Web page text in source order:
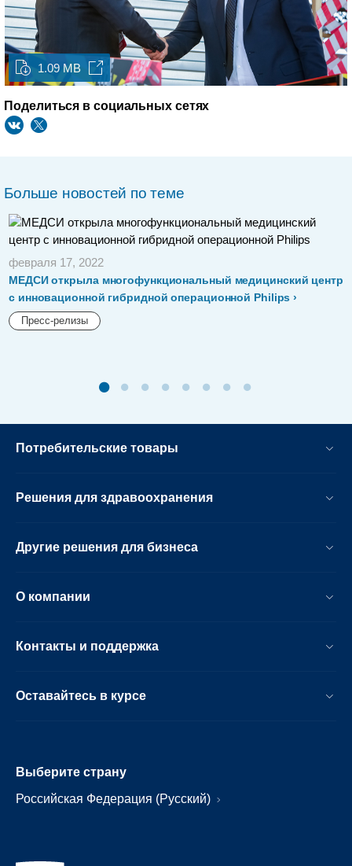
1.09 MB
Поделиться в социальных сетях
Больше новостей по теме
февраля 17, 2022
МЕДСИ открыла многофункциональный медицинский центр
с инновационной гибридной операционной Philips
Пресс-релизы
Потребительские товары
Решения для здравоохранения
Другие решения для бизнеса
О компании
Контакты и поддержка
Оставайтесь в курсе
Выберите страну
Российская Федерация (Русский)